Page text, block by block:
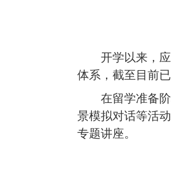
开学以来，
体系，截至目前
在留学准备
景模拟对话等活
专题讲座。